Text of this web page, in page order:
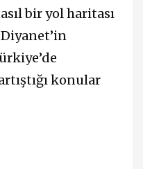
bir yol haritası
konular